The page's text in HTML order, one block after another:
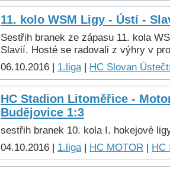
11. kolo WSM Ligy - Ústí -
Sestřih branek ze zápasu 11. kola
Slavií. Hosté se radovali z výhry v
06.10.2016 | 1.liga| HC Slovan
HC Stadion Litoměřice -
Budějovice 1:3
sestřih branek 10. kola I. hokejové
04.10.2016 | 1.liga| HC MOTOR | HC